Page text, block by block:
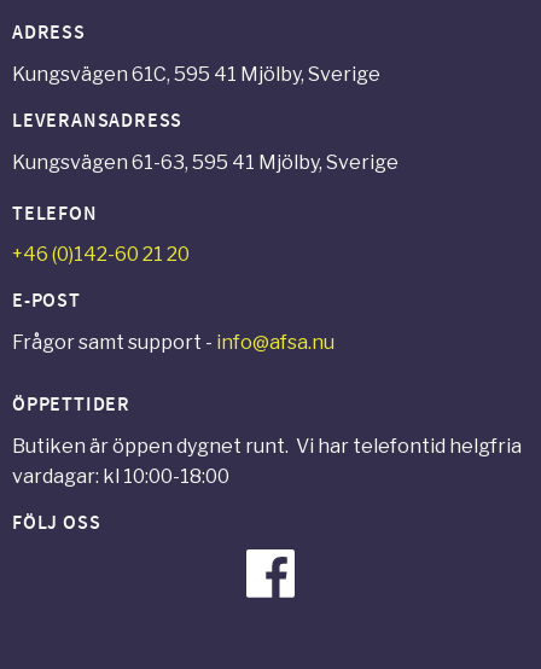
ADRESS
Kungsvägen 61C, 595 41 Mjölby, Sverige
LEVERANSADRESS
Kungsvägen 61-63, 595 41 Mjölby, Sverige
TELEFON
+46 (0)142-60 21 20
E-POST
Frågor samt support - info@afsa.nu
ÖPPETTIDER
Butiken är öppen dygnet runt. Vi har telefontid helgfria
vardagar: kl 10:00-18:00
FÖLJ OSS